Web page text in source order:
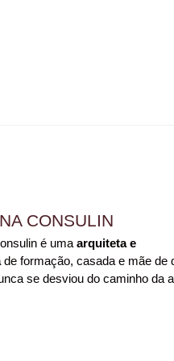
CONSULIN
é umaarquiteta e
de formação, casada e mãe de
se desviou do caminho da